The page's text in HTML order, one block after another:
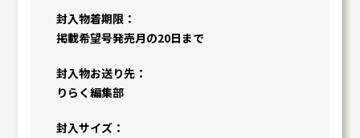
封入物着期限
掲載希望号発売月の20日まで
封入物お送り先
りらく編集部
封入サイズ